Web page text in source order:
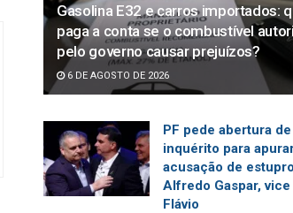
Gasolina E32 e carros importados:
paga a conta se o combustível
pelo governo causar prejuízos?
6 DE AGOSTO DE 2026
PF pede abertura de
inquérito para
acusação de
Alfredo Gaspar, vice
Flávio